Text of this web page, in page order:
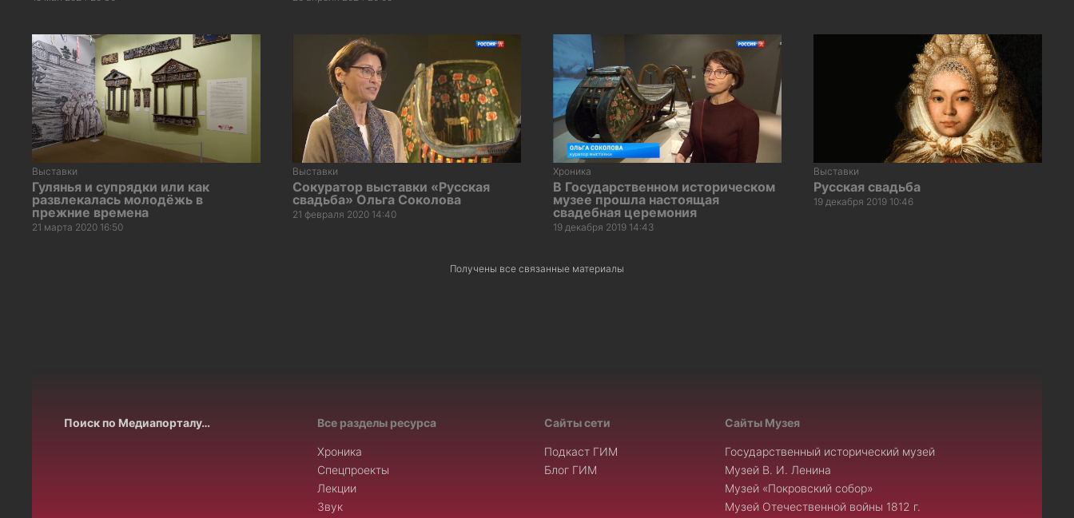
Выставки
Гулянья и супрядки или как
развлекалась молодёжь в
прежние времена
21 марта 2020 16:50
Выставки
Сокуратор выставки «Русская
свадьба» Ольга Соколова
21 февраля 2020 14:40
Хроника
В Государственном историческом
музее прошла настоящая
свадебная церемония
19 декабря 2019 14:43
Выставки
Русская свадьба
19 декабря 2019 10:46
Получены все связанные материалы
Поиск по Медиапорталу… Все разделы ресурса
Хроника
Спецпроекты
Лекции
Звук
Сайты сети
Подкаст ГИМ
Блог ГИМ
Сайты Музея
Государственный исторический музей
Музей В. И. Ленина
Музей «Покровский собор»
Музей Отечественной войны 1812 г.